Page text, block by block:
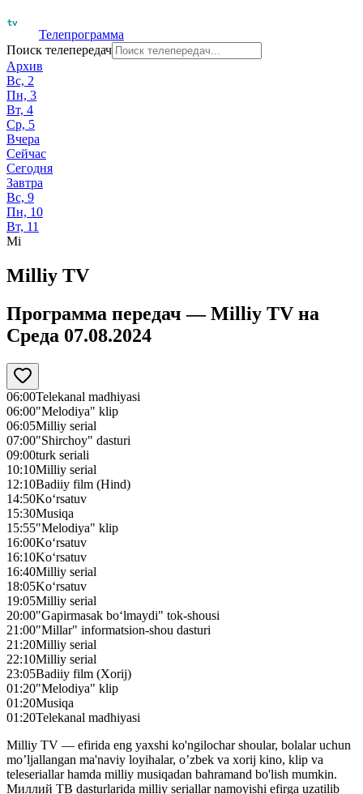
Телепрограмма
Поиск телепередач
Архив
Вс, 2
Пн, 3
Вт, 4
Ср, 5
Вчера
Сейчас
Сегодня
Завтра
Вс, 9
Пн, 10
Вт, 11
Mi
Milliy TV
Программа передач —Milliy TV на
Среда 07.08.2024
06:00Telekanal madhiyasi
06:00"Melodiya" klip
06:05Milliy serial
07:00"Shirchoy" dasturi
09:00turk seriali
10:10Milliy serial
12:10Badiiy film (Hind)
14:50Ko‘rsatuv
15:30Musiqa
15:55"Melodiya" klip
16:00Ko‘rsatuv
16:10Ko‘rsatuv
16:40Milliy serial
18:05Ko‘rsatuv
19:05Milliy serial
20:00"Gapirmasak bo‘lmaydi" tok-shousi
21:00"Millar" informatsion-shou dasturi
21:20Milliy serial
22:10Milliy serial
23:05Badiiy film (Xorij)
01:20"Melodiya" klip
01:20Musiqa
01:20Telekanal madhiyasi
Milliy TV — efirida eng yaxshi ko'ngilochar shoular, bolalar uchun
mo’ljallangan ma'naviy loyihalar, o’zbek va xorij kino, klip va
teleseriallar hamda milliy musiqadan bahramand bo'lish mumkin.
Миллий ТВ dasturlarida milliy seriallar namoyishi efirga uzatilib